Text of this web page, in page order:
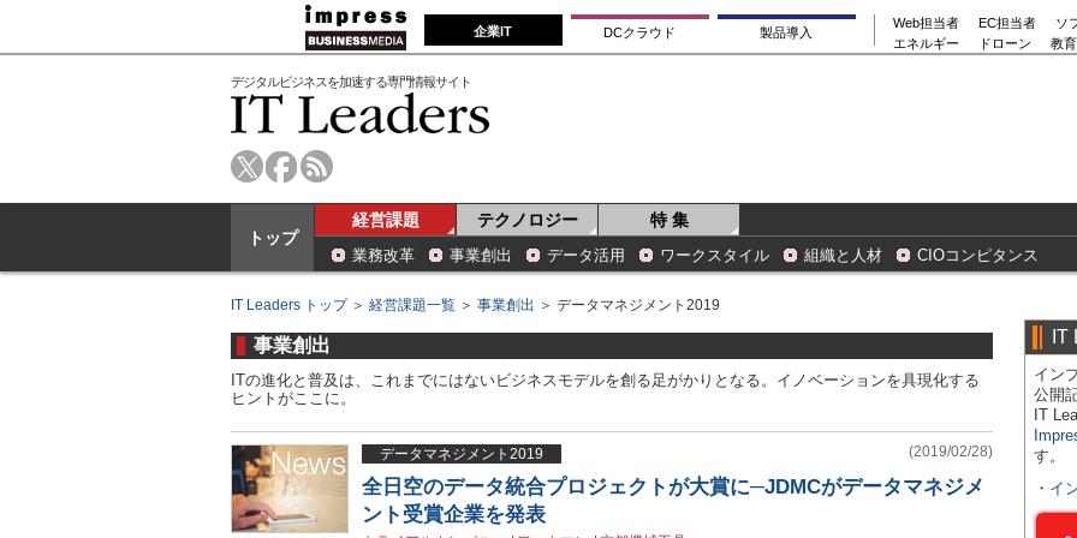
企業IT DCクラウド 製品導入
Web担当者 EC担当者
ソ
エネルギー
ドローン 教
デジタルビジネスを加速する専門情報サイト
トップ
経営課題 テクノロジー 特 集
業務改革 事業創出 データ活用 ワークスタイル 組織と人材 CIOコンピタンス
IT Leaders トップ＞ 経営課題一覧 ＞ 事業創出 ＞ データマネジメント2019
事業創出
ITの進化と普及は、これまでにはないビジネスモデルを創る足がかりとなる。イノベーションを具現化する
ヒントがここに。
データマネジメント2019 (2019/02/28)
全日空のデータ統合プロジェクトが大賞に─JDMCがデータマネジメ
ント受賞企業を発表
IT
イン
公開
IT
す。
・ イ